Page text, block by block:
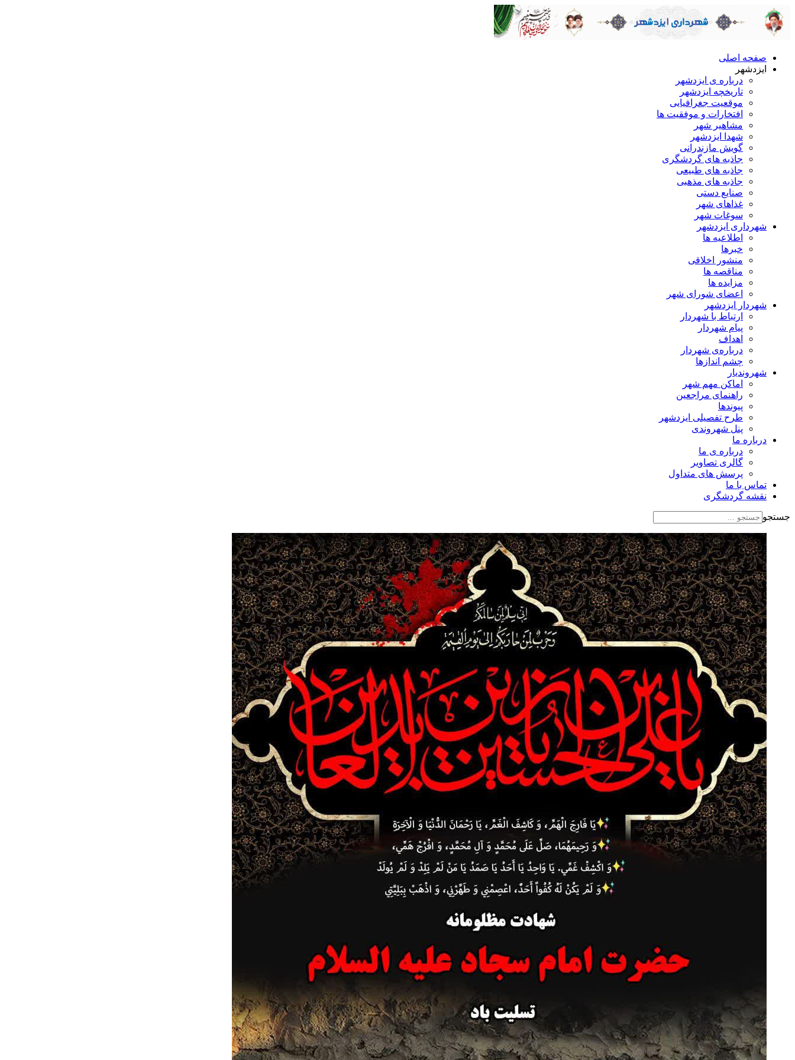
صفحه اصلی
ایزدشهر
درباره ی ایزدشهر
تاریخچه ایزدشهر
موقعیت جغرافیایی
افتخارات و موفقیت ها
مشاهیر شهر
شهدا ایزدشهر
گویش مازندرانی
جاذبه های گردشگری
جاذبه های طبیعی
جاذبه های مذهبی
صنایع دستی
غذاهای شهر
سوغات شهر
شهرداری ایزدشهر
اطلاعیه ها
خبرها
منشور اخلاقی
مناقصه ها
مزایده ها
اعضای شورای شهر
شهردار ایزدشهر
ارتباط با شهردار
پیام شهردار
اهداف
درباره‌ی شهردار
چشم اندازها
شهروندیار
اماکن مهم شهر
راهنمای مراجعین
پیوند‌ها
طرح تفصیلی ایزدشهر
پنل شهروندی
درباره ما
درباره ی ما
گالری تصاویر
پرسش های متداول
تماس با ما
نقشه گردشگری
جستجو